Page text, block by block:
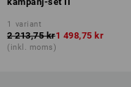
1 variant
2 213,75 kr1 498,75 kr
(inkl. moms)